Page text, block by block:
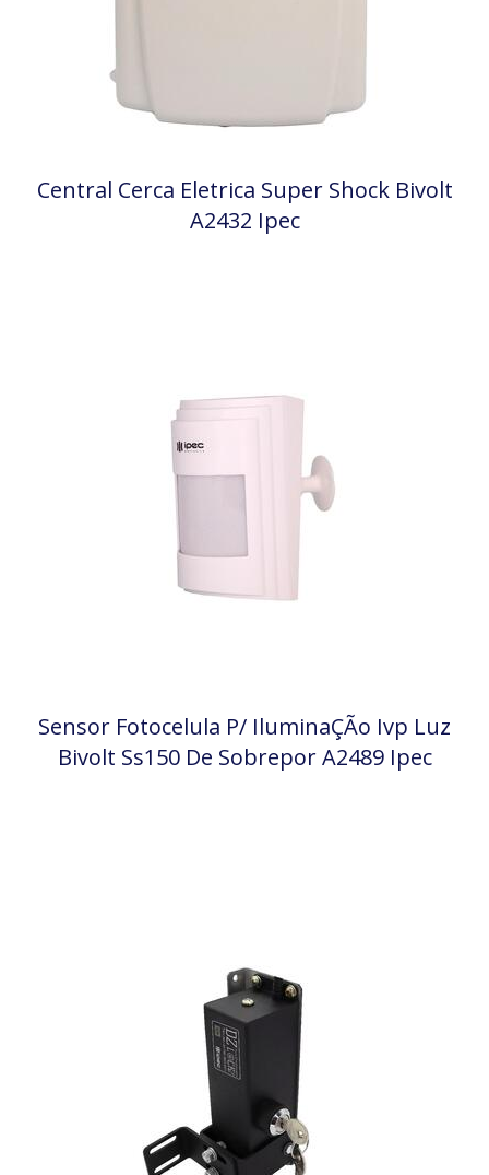
Central Cerca Eletrica Super Shock Bivolt
A2432 Ipec
Sensor Fotocelula P/ IluminaÇÃo Ivp Luz
Bivolt Ss150 De Sobrepor A2489 Ipec